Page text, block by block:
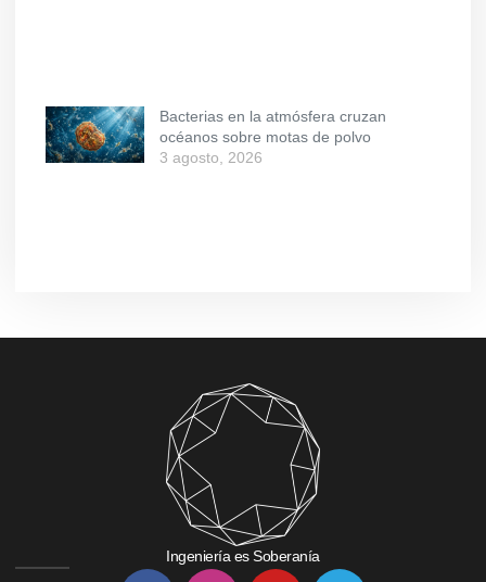
Bacterias en la atmósfera cruzan
océanos sobre motas de polvo
3 agosto, 2026
Ingeniería es Soberanía